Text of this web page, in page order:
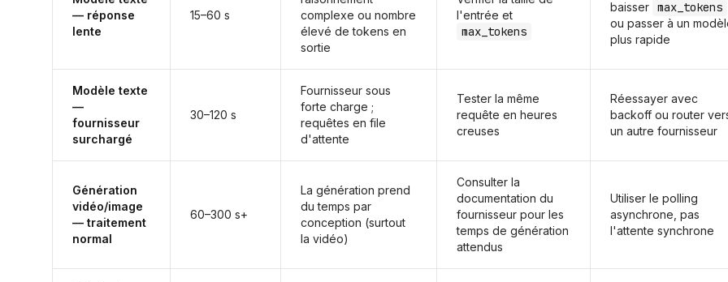
— réponse
lente
15–60 s
complexe ou nombre
élevé de tokens en
sortie
l'entrée et
max_tokens
baisser max_tokens
ou passer à un
plus rapide
Modèle texte
—
fournisseur
surchargé
30–120 s
Fournisseur sous
forte charge ;
requêtes en file
d'attente
Tester la même
requête en heures
creuses
Réessayer avec
backoff ou router
un autre fournisseur
Génération
vidéo/image
— traitement
normal
60–300 s+
La génération prend
du temps par
conception (surtout
la vidéo)
Consulter la
documentation du
fournisseur pour les
temps de génération
attendus
Utiliser le polling
asynchrone, pas
l'attente synchrone